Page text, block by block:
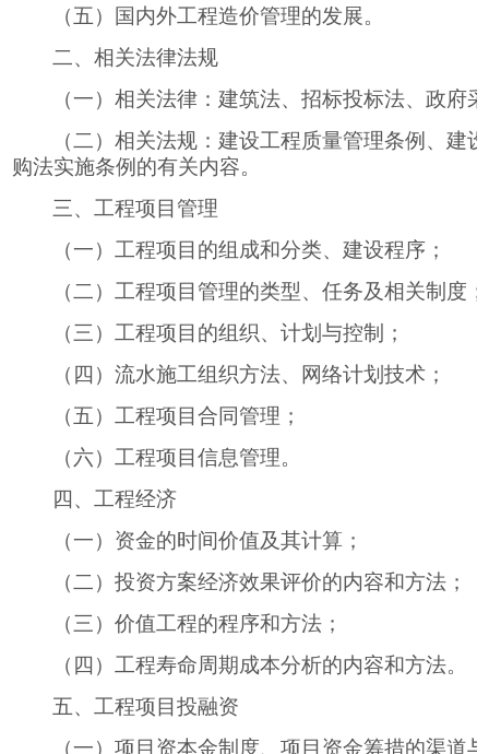
（五）国内外工程造价管理的发展。
二、相关法律法规
（一）相关法律：建筑法、招标投标法、政府
（二）相关法规：建设工程质量管理条例、建
购法实施条例的有关内容。
三、工程项目管理
（一）工程项目的组成和分类、建设程序；
（二）工程项目管理的类型、任务及相关制度；
（三）工程项目的组织、计划与控制；
（四）流水施工组织方法、网络计划技术；
（五）工程项目合同管理；
（六）工程项目信息管理。
四、工程经济
（一）资金的时间价值及其计算；
（二）投资方案经济效果评价的内容和方法；
（三）价值工程的程序和方法；
（四）工程寿命周期成本分析的内容和方法。
五、工程项目投融资
（一）项目资本金制度、项目资金筹措的渠道